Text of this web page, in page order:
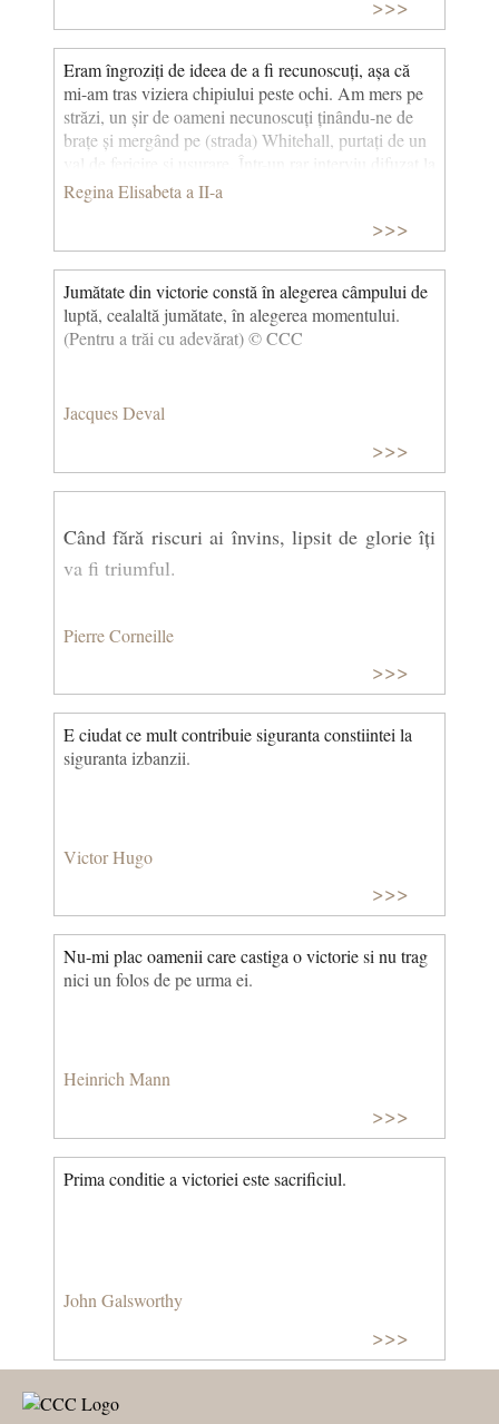
>>>
Eram îngroziți de ideea de a fi recunoscuți, așa că
mi-am tras viziera chipiului peste ochi. Am mers pe
străzi, un șir de oameni necunoscuți ținându-ne de
brațe și mergând pe (strada) Whitehall, purtați de un
val de fericire și ușurare. Într-un rar interviu difuzat la
radio, Elisabeta a II-a rememorează în câteva cuvinte
experiența ei de Ziua Victoriei în Al Doilea Război
Regina Elisabeta a II-a
>>>
Jumătate din victorie constă în alegerea câmpului de
luptă, cealaltă jumătate, în alegerea momentului.
(Pentru a trăi cu adevărat) © CCC
Jacques Deval
>>>
Când fără riscuri ai învins, lipsit de glorie îţi
va fi triumful.
Pierre Corneille
>>>
E ciudat ce mult contribuie siguranta constiintei la
siguranta izbanzii.
Victor Hugo
>>>
Nu-mi plac oamenii care castiga o victorie si nu trag
nici un folos de pe urma ei.
Heinrich Mann
>>>
Prima conditie a victoriei este sacrificiul.
John Galsworthy
>>>